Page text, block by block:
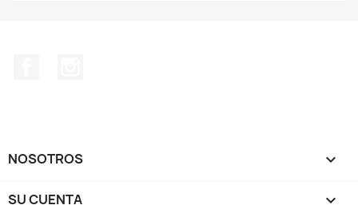
NOSOTROS 
SU CUENTA 